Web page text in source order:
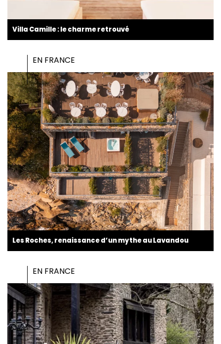
Villa Camille : le charme retrouvé
EN FRANCE
Les Roches, renaissance d’un mythe au Lavandou
EN FRANCE